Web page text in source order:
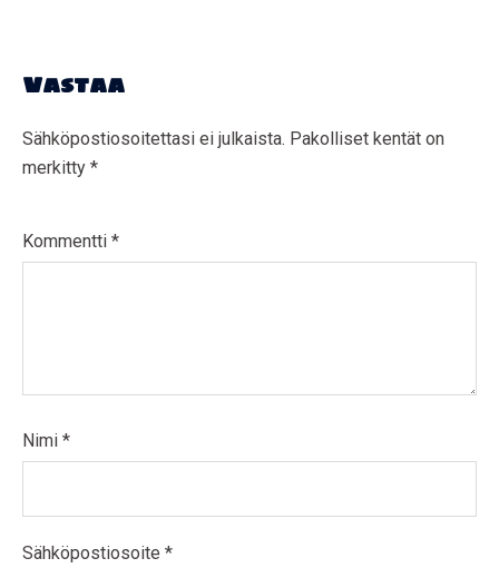
Vastaa
Sähköpostiosoitettasi ei julkaista. Pakolliset kentät on
merkitty *
Kommentti *
Nimi *
Sähköpostiosoite *